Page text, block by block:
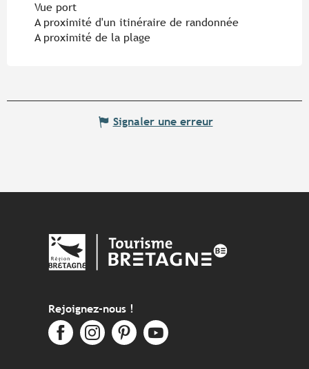
Vue port
A proximité d'un itinéraire de randonnée
A proximité de la plage
Signaler une erreur
Rejoignez-nous !